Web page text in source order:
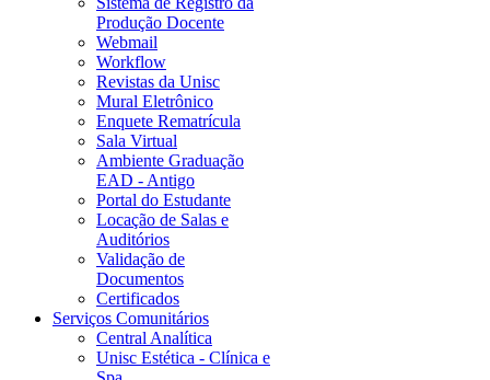
Produção Docente
Webmail
Workflow
Revistas da Unisc
Mural Eletrônico
Enquete Rematrícula
Sala Virtual
Ambiente Graduação
EAD - Antigo
Portal do Estudante
Locação de Salas e
Auditórios
Validação de
Documentos
Certificados
Serviços Comunitários
Central Analítica
Unisc Estética - Clínica e